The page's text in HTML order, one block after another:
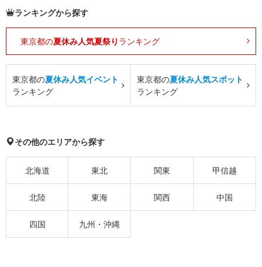
ランキングから探す
東京都の夏休み人気夏祭り ランキング
東京都の夏休み人気イベント
ランキング
東京都の夏休み人気スポット
ランキング
その他のエリアから探す
北海道 東北 関東 甲信越
北陸 東海 関西 中国
四国 九州・沖縄